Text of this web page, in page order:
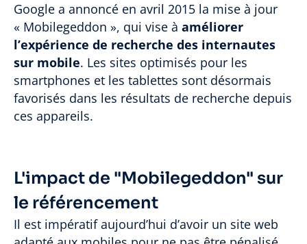
Google a annoncé en avril 2015 la mise à jour
« Mobilegeddon », qui vise à améliorer
l’expérience de recherche des internautes
sur mobile. Les sites optimisés pour les
smartphones et les tablettes sont désormais
favorisés dans les résultats de recherche depuis
ces appareils.
L'impact de "Mobilegeddon" sur
le référencement
Il est impératif aujourd’hui d’avoir un site web